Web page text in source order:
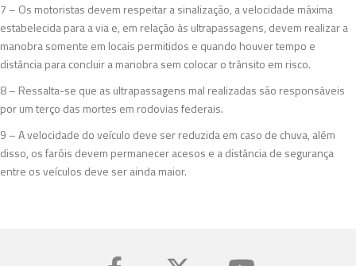
7 – Os motoristas devem respeitar a sinalização, a velocidade máxima
estabelecida para a via e, em relação às ultrapassagens, devem realizar a
manobra somente em locais permitidos e quando houver tempo e
distância para concluir a manobra sem colocar o trânsito em risco.
8 – Ressalta-se que as ultrapassagens mal realizadas são responsáveis
por um terço das mortes em rodovias federais.
9 – A velocidade do veículo deve ser reduzida em caso de chuva, além
disso, os faróis devem permanecer acesos e a distância de segurança
entre os veículos deve ser ainda maior.